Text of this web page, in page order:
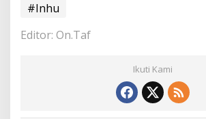
#Inhu
Editor: On.Taf
Ikuti Kami